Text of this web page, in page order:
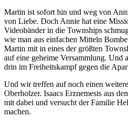
Martin ist sofort hin und weg von
von Liebe. Doch Annie hat eine
Videobänder in die Townships
wie man aus einfachen Mitteln
Martin mit in eines der größten
auf eine geheime Versammlung. Und
drin im Freiheitskampf gegen die
Und wir treffen auf noch einen
Oberholzer. Isaacs Erznemesis aus
mit dabei und versucht der Familie
machen.